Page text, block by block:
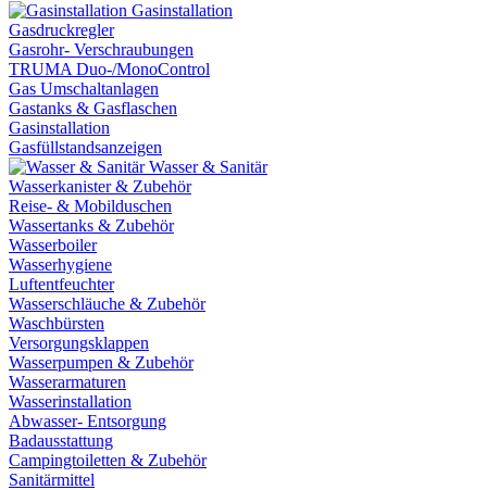
Gasinstallation
Gasdruckregler
Gasrohr- Verschraubungen
TRUMA Duo-/MonoControl
Gas Umschaltanlagen
Gastanks & Gasflaschen
Gasinstallation
Gasfüllstandsanzeigen
Wasser & Sanitär
Wasserkanister & Zubehör
Reise- & Mobilduschen
Wassertanks & Zubehör
Wasserboiler
Wasserhygiene
Luftentfeuchter
Wasserschläuche & Zubehör
Waschbürsten
Versorgungsklappen
Wasserpumpen & Zubehör
Wasserarmaturen
Wasserinstallation
Abwasser- Entsorgung
Badausstattung
Campingtoiletten & Zubehör
Sanitärmittel